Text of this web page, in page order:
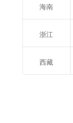
海南
浙江
西藏